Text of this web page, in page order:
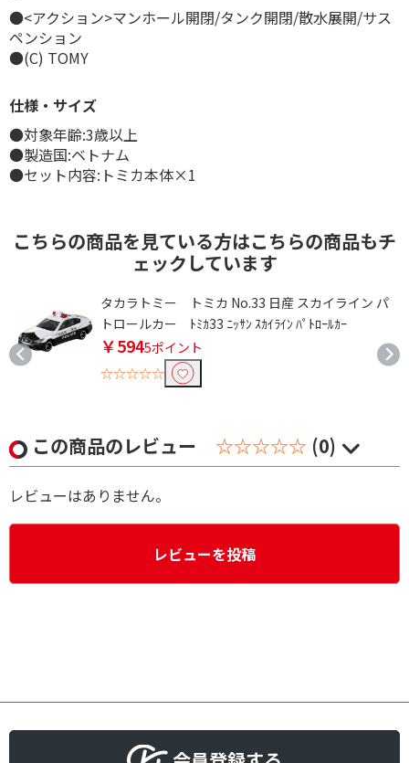
●<アクション>マンホール開閉/タンク開閉/散水展開/サス
ペンション
●(C) TOMY
仕様・サイズ
●対象年齢:3歳以上
●製造国:ベトナム
●セット内容:トミカ本体×1
こちらの商品を見ている方はこちらの商品もチ
ェックしています
タカラトミー トミカ No.33 日産 スカイライン パ
トロールカー ﾄﾐｶ33 ﾆｯｻﾝ ｽｶｲﾗｲﾝ ﾊﾟﾄﾛｰﾙｶｰ
￥5945ポイント
☆☆☆☆☆
この商品のレビュー ☆☆☆☆☆ (0)
レビューはありません。
レビューを投稿